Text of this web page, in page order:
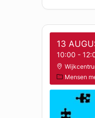
13
10:00 -
Mensen